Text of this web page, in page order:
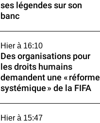
ses légendes sur son
banc
Hier à 16:10
Des organisations pour
les droits humains
demandent une « réforme
systémique » de la FIFA
Hier à 15:47